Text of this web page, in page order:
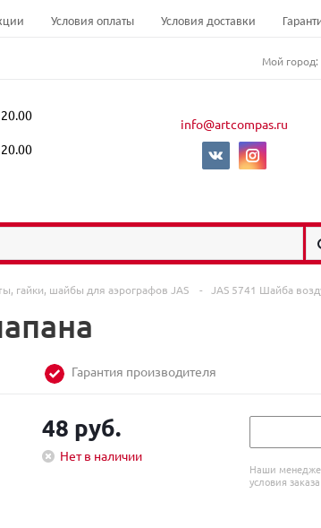
Условия оплаты Условия доставки
Мой город:
info@artcompas.ru
гайки, шайбы для аэрографов JAS - JAS 5741 Шайба
Гарантия производителя
48 руб.
Нет в наличии
Наши
условия заказа